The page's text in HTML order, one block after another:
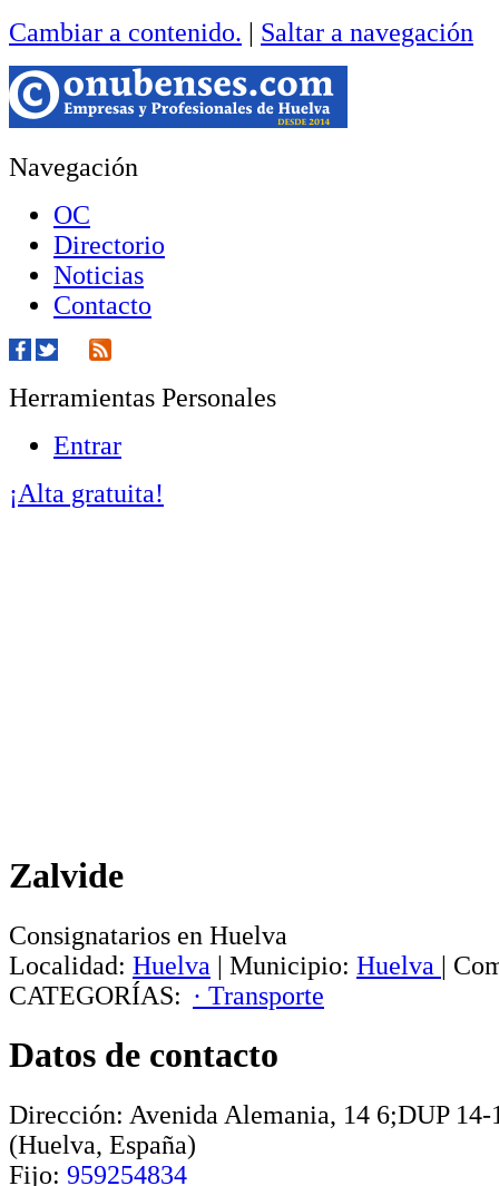
Cambiar a contenido. | Saltar a navegación
Navegación
OC
Directorio
Noticias
Contacto
Herramientas Personales
Entrar
¡Alta gratuita!
Zalvide
Consignatarios en Huelva
Localidad: Huelva | Municipio: Huelva |
CATEGORÍAS: · Transporte
Datos de contacto
Dirección: Avenida Alemania, 14 6;DUP 14-
(Huelva, España)
Fijo: 959254834